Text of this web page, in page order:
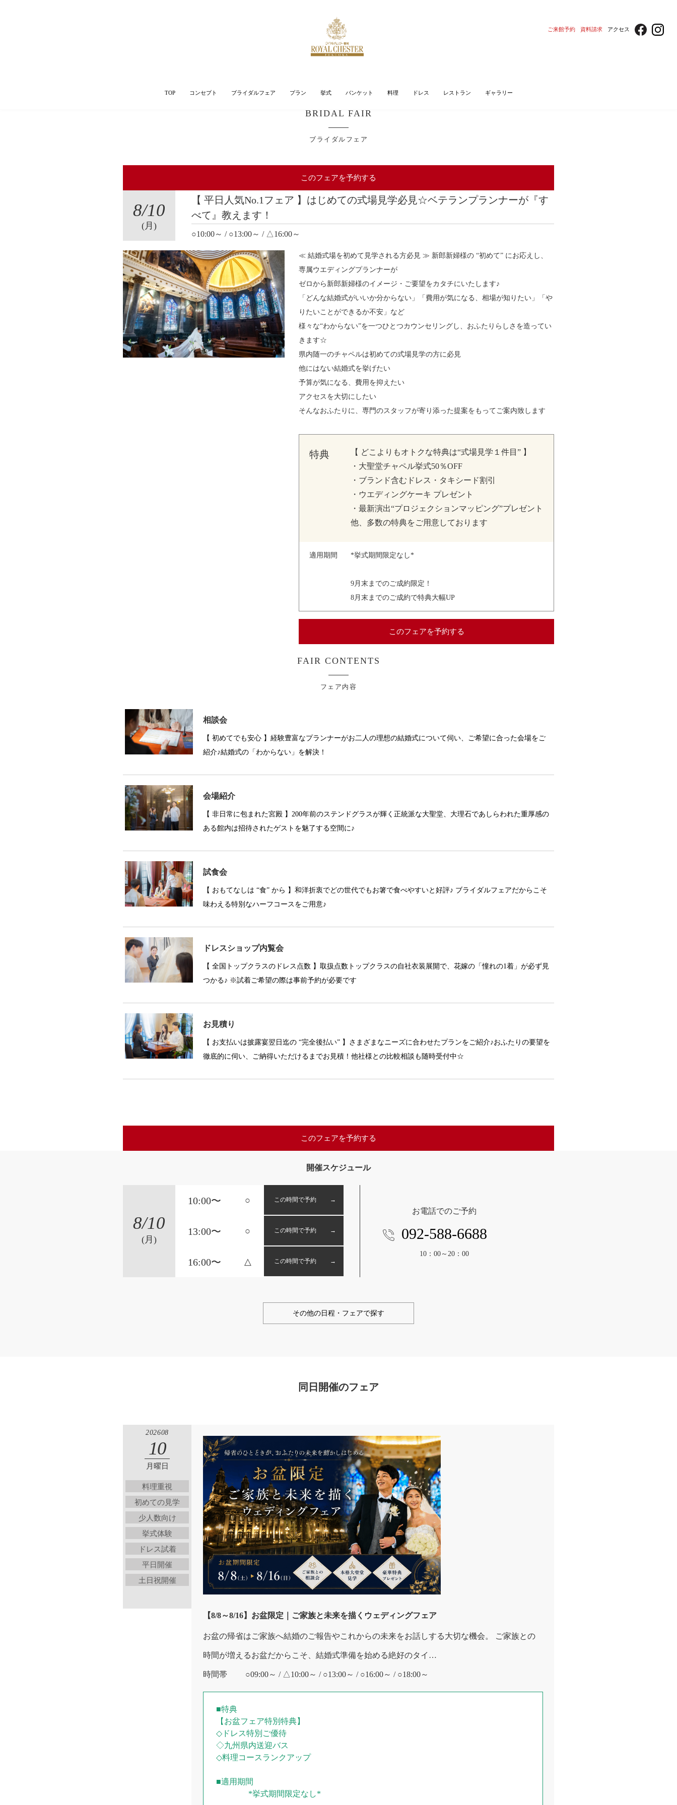
ご来館予約 資料請求 アクセス
TOP コンセプト ブライダルフェア プラン 挙式 バンケット 料理 ドレス レストラン ギャラリー
BRIDAL FAIR
ブライダルフェア
このフェアを予約する
8/10
(月)
【 平日人気No.1フェア 】はじめての式場見学必見☆ベテランプランナーが『す
べて』教えます！
○10:00～ / ○13:00～ / △16:00～
≪ 結婚式場を初めて見学される方必見 ≫ 新郎新婦様の “初めて” にお応えし、
専属ウエディングプランナーが
ゼロから新郎新婦様のイメージ・ご要望をカタチにいたします♪
「どんな結婚式がいいか分からない」「費用が気になる、相場が知りたい」「や
りたいことができるか不安」など
様々な“わからない”を一つひとつカウンセリングし、おふたりらしさを造ってい
きます☆
県内随一のチャペルは初めての式場見学の方に必見
他にはない結婚式を挙げたい
予算が気になる、費用を抑えたい
アクセスを大切にしたい
そんなおふたりに、専門のスタッフが寄り添った提案をもってご案内致します
特典
【 どこよりもオトクな特典は“式場見学１件目” 】
・大聖堂チャペル挙式50％OFF
・ブランド含むドレス・タキシード割引
・ウエディングケーキ プレゼント
・最新演出“プロジェクションマッピング”プレゼント
他、多数の特典をご用意しております
適用期間 *挙式期間限定なし*
9月末までのご成約限定！
8月末までのご成約で特典大幅UP
このフェアを予約する
FAIR CONTENTS
フェア内容
相談会
【 初めてでも安心 】経験豊富なプランナーがお二人の理想の結婚式について伺い、ご希望に合った会場をご
紹介♪結婚式の「わからない」を解決！
会場紹介
【 非日常に包まれた宮殿 】200年前のステンドグラスが輝く正統派な大聖堂、大理石であしらわれた重厚感の
ある館内は招待されたゲストを魅了する空間に♪
試食会
【 おもてなしは “食” から 】和洋折衷でどの世代でもお箸で食べやすいと好評♪ ブライダルフェアだからこそ
味わえる特別なハーフコースをご用意♪
ドレスショップ内覧会
【 全国トップクラスのドレス点数 】取扱点数トップクラスの自社衣装展開で、花嫁の「憧れの1着」が必ず見
つかる♪ ※試着ご希望の際は事前予約が必要です
お見積り
【 お支払いは披露宴翌日迄の “完全後払い” 】さまざまなニーズに合わせたプランをご紹介♪おふたりの要望を
徹底的に伺い、ご納得いただけるまでお見積！他社様との比較相談も随時受付中☆
このフェアを予約する
開催スケジュール
8/10
(月)
10:00〜 ○ この時間で予約 →
13:00〜 ○ この時間で予約 →
16:00〜 △ この時間で予約 →
お電話でのご予約
092-588-6688
10：00～20：00
その他の日程・フェアで探す
同日開催のフェア
202608
10
月曜日
料理重視
初めての見学
少人数向け
挙式体験
ドレス試着
平日開催
土日祝開催
【8/8～8/16】お盆限定｜ご家族と未来を描くウェディングフェア
お盆の帰省はご家族へ結婚のご報告やこれからの未来をお話しする大切な機会。 ご家族との
時間が増えるお盆だからこそ、結婚式準備を始める絶好のタイ…
時間帯 ○09:00～ / △10:00～ / ○13:00～ / ○16:00～ / ○18:00～
■特典
【お盆フェア特別特典】
◇ドレス特別ご優待
◇九州県内送迎バス
◇料理コースランクアップ
■適用期間
*挙式期間限定なし*